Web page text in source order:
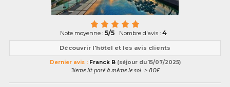
Note moyenne : 5/5 Nombre d'avis : 4
Découvrir l'hôtel et les avis clients
Dernier avis :Franck B (séjour du 15/07/2025)
3ieme lit posé à même le sol -> BOF